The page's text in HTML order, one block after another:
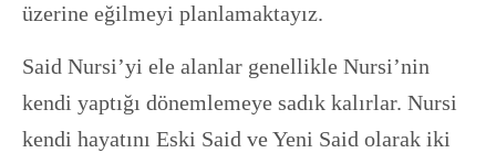
üzerine eğilmeyi planlamaktayız.
Said Nursi’yi ele alanlar genellikle Nursi’nin
kendi yaptığı dönemlemeye sadık kalırlar. Nursi
kendi hayatını Eski Said ve Yeni Said olarak iki